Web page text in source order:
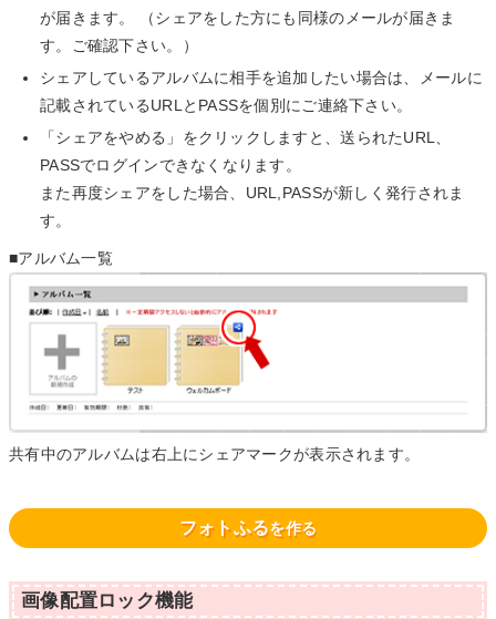
が届きます。 （シェアをした方にも同様のメールが届きま
す。ご確認下さい。）
シェアしているアルバムに相手を追加したい場合は、メールに
記載されているURLとPASSを個別にご連絡下さい。
「シェアをやめる」をクリックしますと、送られたURL、
PASSでログインできなくなります。
また再度シェアをした場合、URL,PASSが新しく発行されま
す。
■アルバム一覧
共有中のアルバムは右上にシェアマークが表示されます。
フォトふるを作る
画像配置ロック機能